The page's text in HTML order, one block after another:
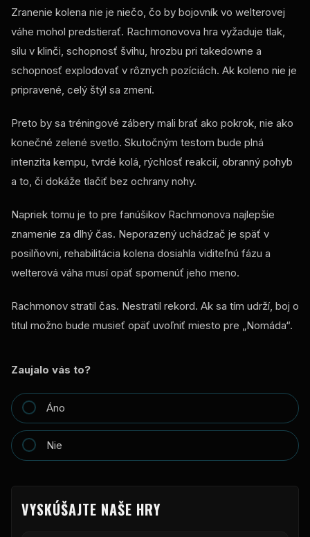
Zranenie kolena nie je niečo, čo by bojovník vo welterovej
váhe mohol predstierať. Rachmonovova hra vyžaduje tlak,
silu v klinči, schopnosť švihu, hrozbu pri takedowne a
schopnosť explodovať v rôznych pozíciách. Ak koleno nie je
pripravené, celý štýl sa zmení.
Preto by sa tréningové zábery mali brať ako pokrok, nie ako
konečné zelené svetlo. Skutočným testom bude plná
intenzita kempu, tvrdé kolá, rýchlosť reakcií, obranný pohyb
a to, či dokáže tlačiť bez ochrany nohy.
Napriek tomu je to pre fanúšikov Rachmonova najlepšie
znamenie za dlhý čas. Neporazený uchádzač je späť v
posilňovni, rehabilitácia kolena dosiahla viditeľnú fázu a
welterová váha musí opäť spomenúť jeho meno.
Rachmonov stratil čas. Nestratil rekord. Ak sa tím udrží, boj o
titul možno bude musieť opäť uvoľniť miesto pre „Nomáda“.
Zaujalo vás to?
Áno
Nie
VYSKÚŠAJTE NAŠE HRY